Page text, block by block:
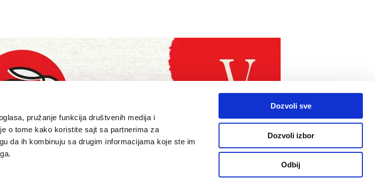
pružanje funkcija društvenih medija i
o tome kako koristite sajt sa partnerima za
da ih kombinuju sa drugim informacijama koje ste im
Dozvoli sve
Dozvoli izbor
Odbij